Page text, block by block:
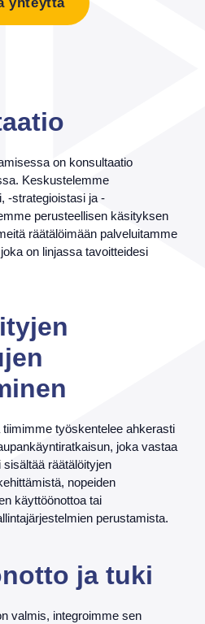
yhteyttä
on konsultaatio
Keskustelemme
-strategioistasi ja -
perusteellisen käsityksen
räätälöimään palveluitamme
on linjassa tavoitteidesi
työskentelee ahkerasti
joka vastaa
räätälöityjen
nopeiden
käyttöönottoa tai
perustamista.
ja tuki
valmis, integroimme sen